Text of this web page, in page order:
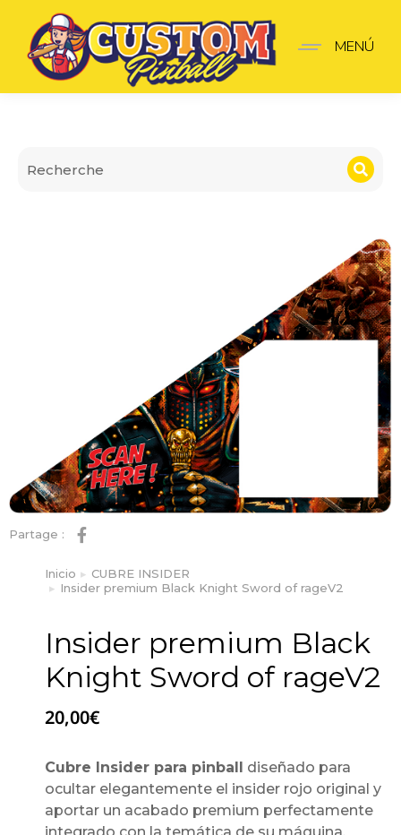
Insider premium Black
MENÚ
Partage :
Estás aquí:
Inicio
CUBRE INSIDER
Insider premium Black Knight Sword of rageV2
Insider premium Black
Knight Sword of rageV2
20,00€
Cubre Insider para pinball
diseñado para
ocultar elegantemente el insider rojo original y
aportar un acabado premium perfectamente